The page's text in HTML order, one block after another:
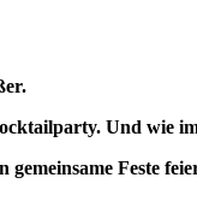
Und wie
Feste